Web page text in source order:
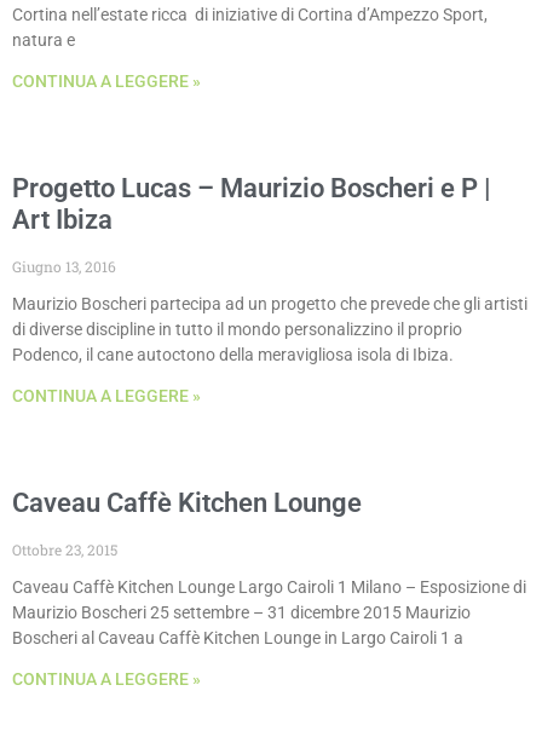
Cortina nell’estate ricca di iniziative di Cortina d’Ampezzo Sport,
natura e
CONTINUA A LEGGERE »
Progetto Lucas – Maurizio Boscheri e P |
Art Ibiza
Giugno 13, 2016
Maurizio Boscheri partecipa ad un progetto che prevede che gli artisti
di diverse discipline in tutto il mondo personalizzino il proprio
Podenco, il cane autoctono della meravigliosa isola di Ibiza.
CONTINUA A LEGGERE »
Caveau Caffè Kitchen Lounge
Ottobre 23, 2015
Caveau Caffè Kitchen Lounge Largo Cairoli 1 Milano – Esposizione di
Maurizio Boscheri 25 settembre – 31 dicembre 2015 Maurizio
Boscheri al Caveau Caffè Kitchen Lounge in Largo Cairoli 1 a
CONTINUA A LEGGERE »